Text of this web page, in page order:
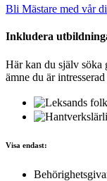
Bli Mästare med vår
Inkludera
Här kan du själv
ämne du är intresserad
Visa endast: